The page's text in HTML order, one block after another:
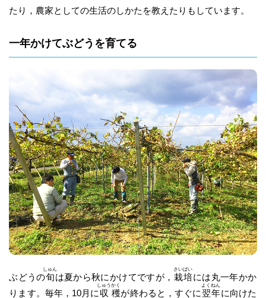
たり，農家としての生活のしかたを教えたりもしています。
一年かけてぶどうを育てる
ぶどうの旬
しゅん
は夏から秋にかけてですが， 栽
さい
培
ばい
には丸一年かか
ります。毎年，10月に 収
しゅう
穫
かく
が終わると，すぐに 翌
よく
年
ねん
に向けた